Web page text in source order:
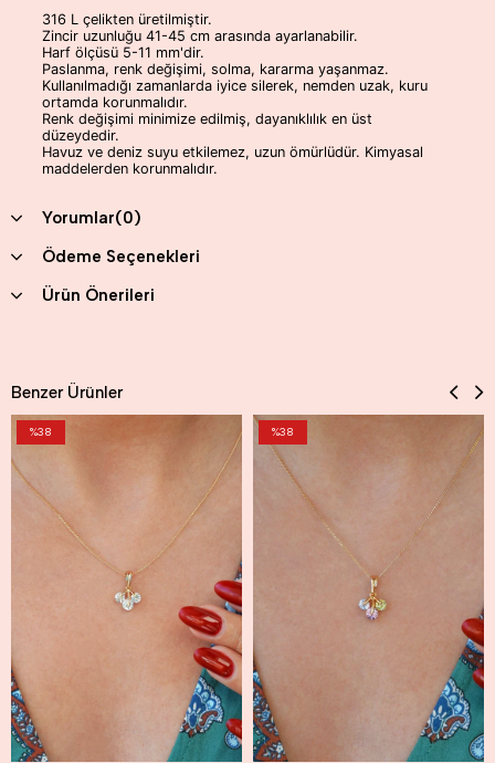
316 L çelikten üretilmiştir.
Zincir uzunluğu 41-45 cm arasında ayarlanabilir.
Harf ölçüsü 5-11 mm'dir.
Paslanma, renk değişimi, solma, kararma yaşanmaz.
Kullanılmadığı zamanlarda iyice silerek, nemden uzak, kuru
ortamda korunmalıdır.
Renk değişimi minimize edilmiş, dayanıklılık en üst
düzeydedir.
Havuz ve deniz suyu etkilemez, uzun ömürlüdür. Kimyasal
maddelerden korunmalıdır.
Yorumlar(0)
Ödeme Seçenekleri
Ürün Önerileri
Benzer Ürünler
%38 %38